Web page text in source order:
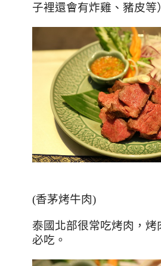
子裡還會有炸雞、豬皮等
(香茅烤牛肉)
泰國北部很常吃烤肉，烤
必吃。